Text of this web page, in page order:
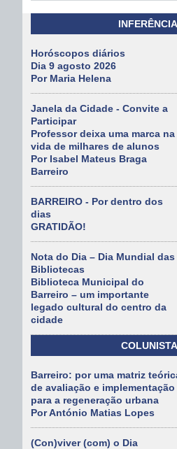
Horóscopos diários
Dia 9 agosto 2026
Por Maria Helena
Janela da Cidade - Convite a
Participar
Professor deixa uma marca na
vida de milhares de alunos
Por Isabel Mateus Braga
Barreiro
BARREIRO - Por dentro dos
dias
GRATIDÃO!
Nota do Dia – Dia Mundial das
Bibliotecas
Biblioteca Municipal do
Barreiro – um importante
legado cultural do centro da
cidade
Barreiro: por uma matriz
de avaliação e implementação
para a regeneração urbana
Por António Matias Lopes
(Con)viver (com) o Dia